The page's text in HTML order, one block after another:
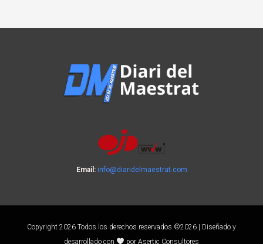
Email: info@diaridelmaestrat.com
Copyright 2026 Todos los derechos reservados ©2026 | Diseñado y
desarrollado con
por Asertic Consultores